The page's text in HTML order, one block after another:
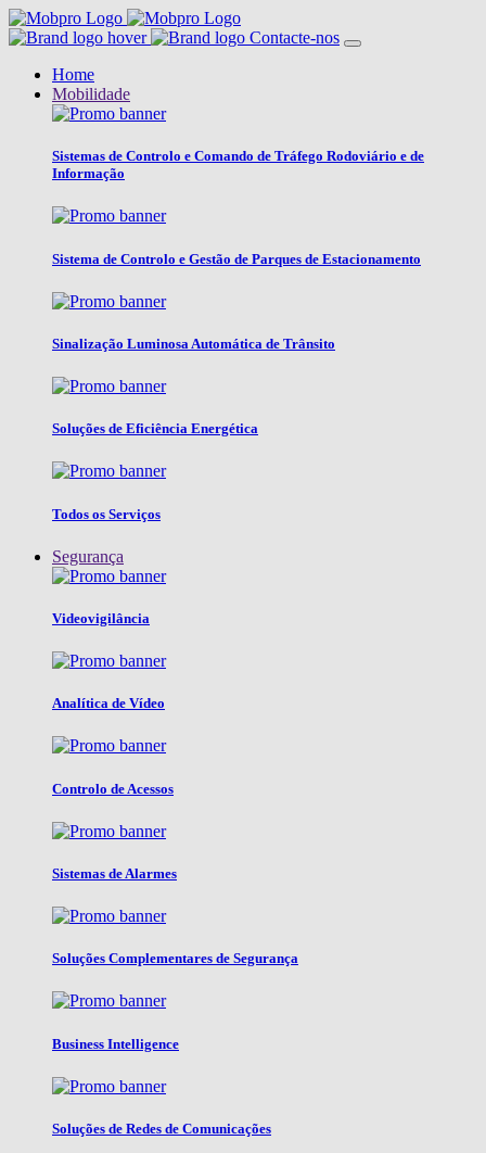
Contacte-nos
Home
Mobilidade
Sistemas de Controlo e Comando de Tráfego Rodoviário e de
Informação
Sistema de Controlo e Gestão de Parques de Estacionamento
Sinalização Luminosa Automática de Trânsito
Soluções de Eficiência Energética
Todos os Serviços
Segurança
Videovigilância
Analítica de Vídeo
Controlo de Acessos
Sistemas de Alarmes
Soluções Complementares de Segurança
Business Intelligence
Soluções de Redes de Comunicações